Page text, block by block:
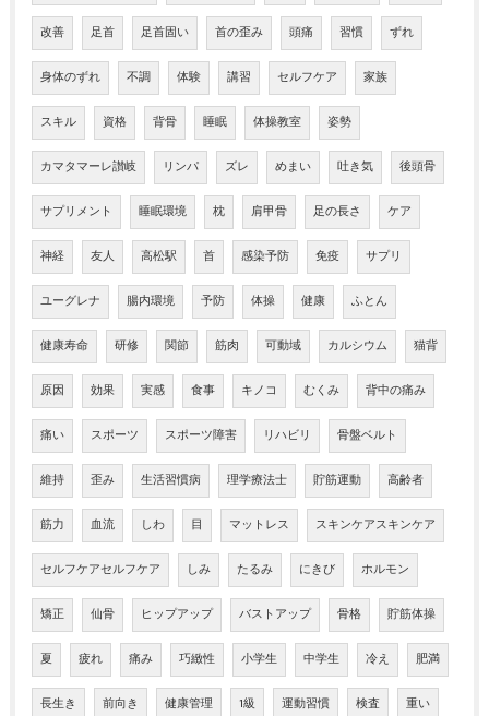
改善 足首 足首固い 首の歪み 頭痛 習慣 ずれ
身体のずれ 不調 体験 講習 セルフケア 家族
スキル 資格 背骨 睡眠 体操教室 姿勢
カマタマーレ讃岐 リンパ ズレ めまい 吐き気 後頭骨
サプリメント 睡眠環境 枕 肩甲骨 足の長さ ケア
神経 友人 高松駅 首 感染予防 免疫 サプリ
ユーグレナ 腸内環境 予防 体操 健康 ふとん
健康寿命 研修 関節 筋肉 可動域 カルシウム 猫背
原因 効果 実感 食事 キノコ むくみ 背中の痛み
痛い スポーツ スポーツ障害 リハビリ 骨盤ベルト
維持 歪み 生活習慣病 理学療法士 貯筋運動 高齢者
筋力 血流 しわ 目 マットレス スキンケアスキンケア
セルフケアセルフケア しみ たるみ にきび ホルモン
矯正 仙骨 ヒップアップ バストアップ 骨格 貯筋体操
夏 疲れ 痛み 巧緻性 小学生 中学生 冷え 肥満
長生き 前向き 健康管理 1級 運動習慣 検査 重い